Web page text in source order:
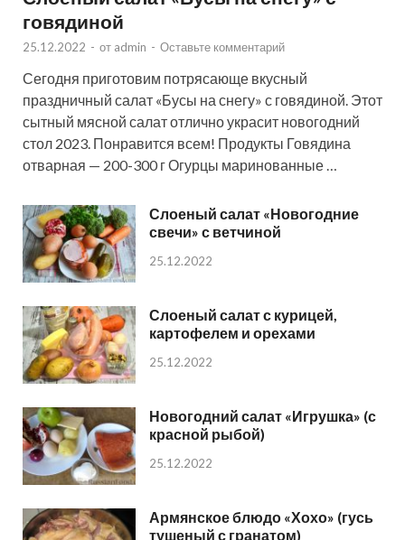
говядиной
25.12.2022 - от admin - Оставьте комментарий
Сегодня приготовим потрясающе вкусный
праздничный салат «Бусы на снегу» с говядиной. Этот
сытный мясной салат отлично украсит новогодний
стол 2023. Понравится всем! Продукты Говядина
отварная — 200-300 г Огурцы маринованные …
Слоеный салат «Новогодние
свечи» с ветчиной
25.12.2022
Слоеный салат с курицей,
картофелем и орехами
25.12.2022
Новогодний салат «Игрушка» (с
красной рыбой)
25.12.2022
Армянское блюдо «Хохо» (гусь
тушеный с гранатом)